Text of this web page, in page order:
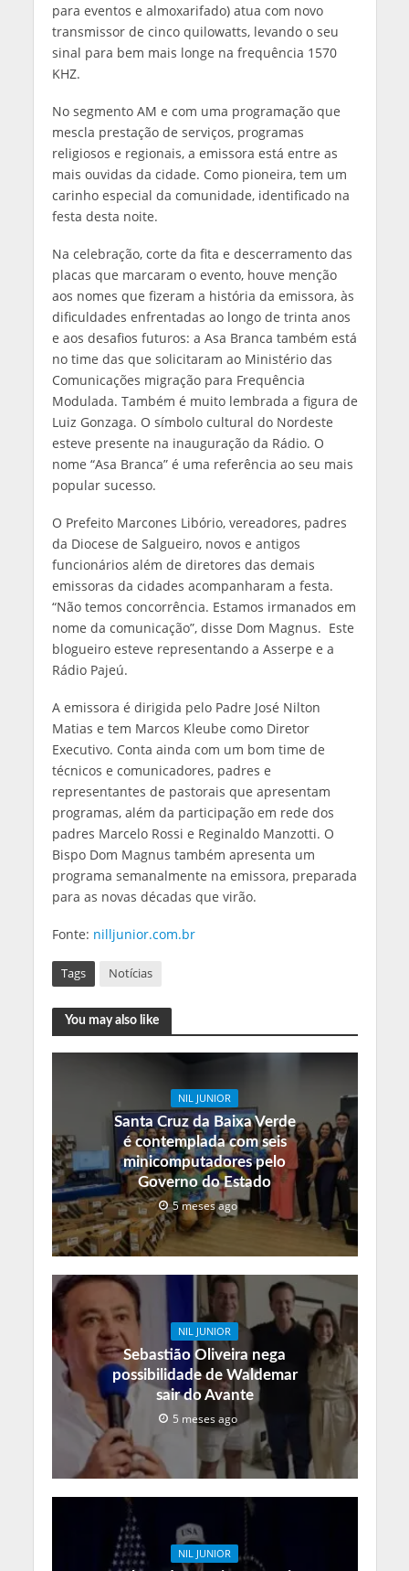
para eventos e almoxarifado) atua com novo
transmissor de cinco quilowatts, levando o seu
sinal para bem mais longe na frequência 1570
KHZ.
No segmento AM e com uma programação que
mescla prestação de serviços, programas
religiosos e regionais, a emissora está entre as
mais ouvidas da cidade. Como pioneira, tem um
carinho especial da comunidade, identificado na
festa desta noite.
Na celebração, corte da fita e descerramento das
placas que marcaram o evento, houve menção
aos nomes que fizeram a história da emissora, às
dificuldades enfrentadas ao longo de trinta anos
e aos desafios futuros: a Asa Branca também está
no time das que solicitaram ao Ministério das
Comunicações migração para Frequência
Modulada. Também é muito lembrada a figura de
Luiz Gonzaga. O símbolo cultural do Nordeste
esteve presente na inauguração da Rádio. O
nome “Asa Branca” é uma referência ao seu mais
popular sucesso.
O Prefeito Marcones Libório, vereadores, padres
da Diocese de Salgueiro, novos e antigos
funcionários além de diretores das demais
emissoras da cidades acompanharam a festa.
“Não temos concorrência. Estamos irmanados em
nome da comunicação”, disse Dom Magnus. Este
blogueiro esteve representando a Asserpe e a
Rádio Pajeú.
A emissora é dirigida pelo Padre José Nilton
Matias e tem Marcos Kleube como Diretor
Executivo. Conta ainda com um bom time de
técnicos e comunicadores, padres e
representantes de pastorais que apresentam
programas, além da participação em rede dos
padres Marcelo Rossi e Reginaldo Manzotti. O
Bispo Dom Magnus também apresenta um
programa semanalmente na emissora, preparada
para as novas décadas que virão.
Fonte: nilljunior.com.br
Tags Notícias
You may also like
NIL JUNIOR
Santa Cruz da Baixa Verde
é contemplada com seis
minicomputadores pelo
Governo do Estado
5 meses ago
NIL JUNIOR
Sebastião Oliveira nega
possibilidade de Waldemar
sair do Avante
5 meses ago
NIL JUNIOR